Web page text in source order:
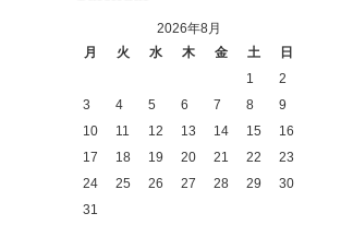
2026年8月
月
火 水 木 金 土
日
1
2
3
4 5 6 7 8
9
10
11 12 13 14 15
16
17
18 19 20 21 22
23
24
25 26 27 28 29
30
31